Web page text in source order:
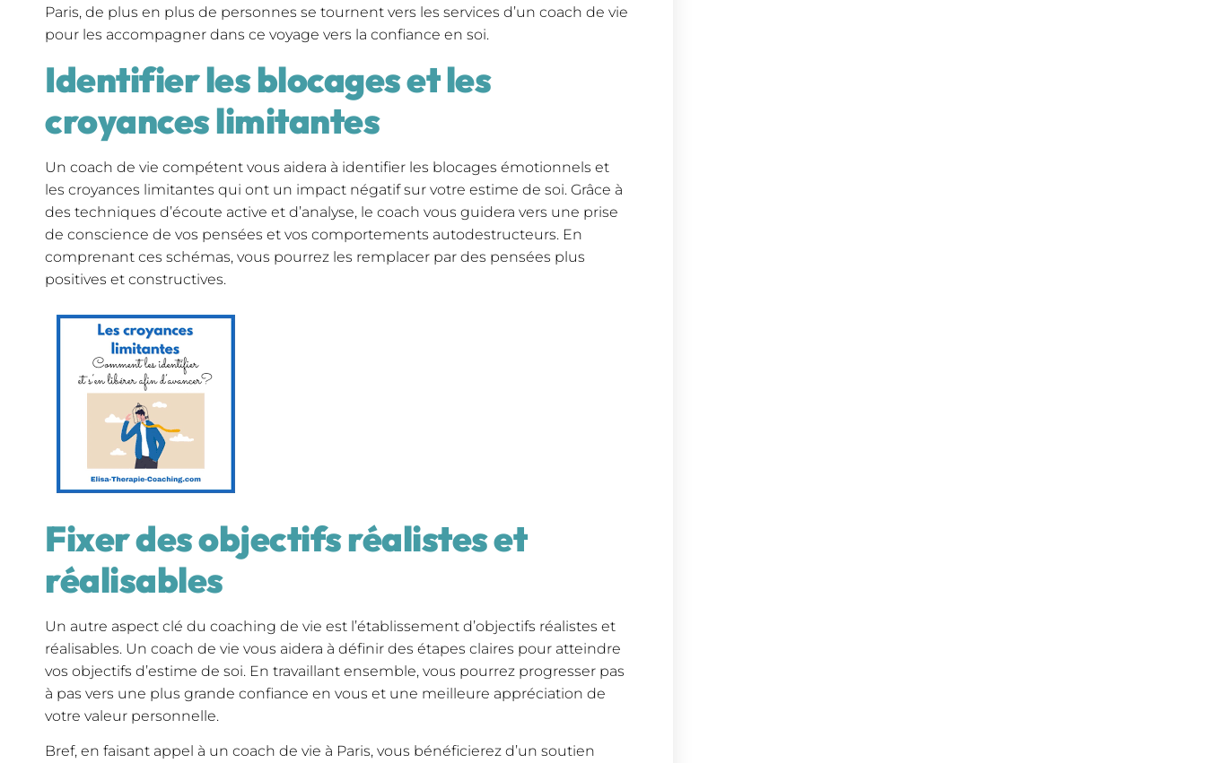
Paris, de plus en plus de personnes se tournent vers les services d’un coach de vie
pour les accompagner dans ce voyage vers la confiance en soi.
Identifier les blocages et les
croyances limitantes
Un coach de vie compétent vous aidera à identifier les blocages émotionnels et
les croyances limitantes qui ont un impact négatif sur votre estime de soi. Grâce à
des techniques d’écoute active et d’analyse, le coach vous guidera vers une prise
de conscience de vos pensées et vos comportements autodestructeurs. En
comprenant ces schémas, vous pourrez les remplacer par des pensées plus
positives et constructives.
Fixer des objectifs réalistes et
réalisables
Un autre aspect clé du coaching de vie est l’établissement d’objectifs réalistes et
réalisables. Un coach de vie vous aidera à définir des étapes claires pour atteindre
vos objectifs d’estime de soi. En travaillant ensemble, vous pourrez progresser pas
à pas vers une plus grande confiance en vous et une meilleure appréciation de
votre valeur personnelle.
Bref, en faisant appel à un coach de vie à Paris, vous bénéficierez d’un soutien